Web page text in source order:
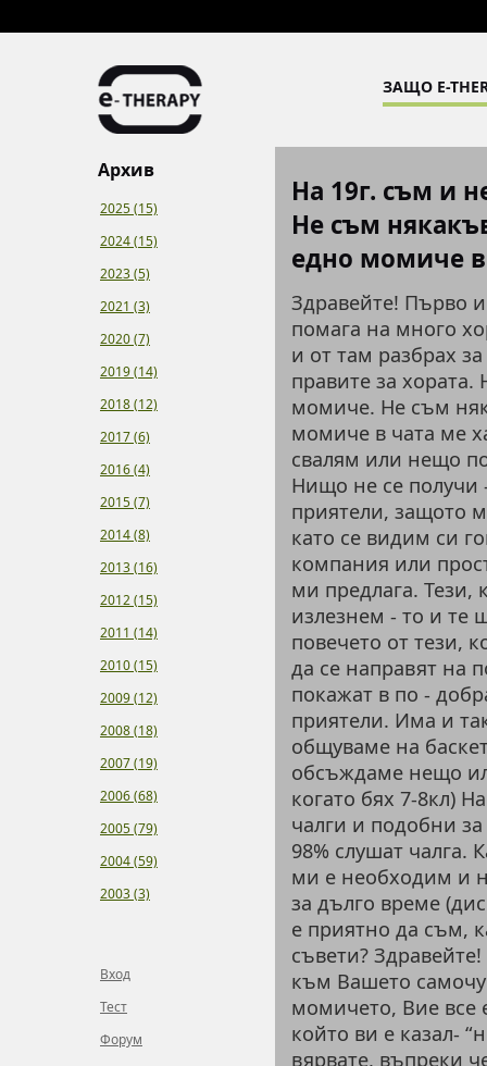
ЗАЩО E-
Архив
2025 (15)
2024 (15)
2023 (5)
2021 (3)
2020 (7)
2019 (14)
2018 (12)
2017 (6)
2016 (4)
2015 (7)
2014 (8)
2013 (16)
2012 (15)
2011 (14)
2010 (15)
2009 (12)
2008 (18)
2007 (19)
2006 (68)
2005 (79)
2004 (59)
2003 (3)
Вход
Тест
Форум
На 19г. съм и
Не съм
едно момиче в
Здравейте! Първо
помага на много
и от там разбрах
правите за
момиче. Не съм
момиче в чата ме
свалям или нещо
Нищо не се получи
приятели, защото
като се видим си
компания или
ми предлага. Тези,
излезнем - то и те
повечето от тези,
да се направят на
покажат в по -
приятели. Има и
общуваме на
обсъждаме нещо
когато бях 7-8кл)
чалги и подобни
98% слушат чалга.
ми е необходим и
за дълго време
е приятно да съм,
съвети?
към Вашето
момичето, Вие все
който ви е казал-
вярвате, въпреки